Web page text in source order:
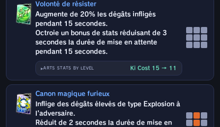
Volonté de résister
Augmente de 20% les dégâts infligés
pendant 15 secondes.
Octroie un bonus de stats réduisant de 3
secondes la durée de mise en attente
pendant 15 secondes.
ARTS STATS BY LEVEL Ki Cost 15 → 11
Canon magique furieux
Inflige des dégâts élevés de type Explosion à
l'adversaire.
Réduit de 2 secondes la durée de mise en